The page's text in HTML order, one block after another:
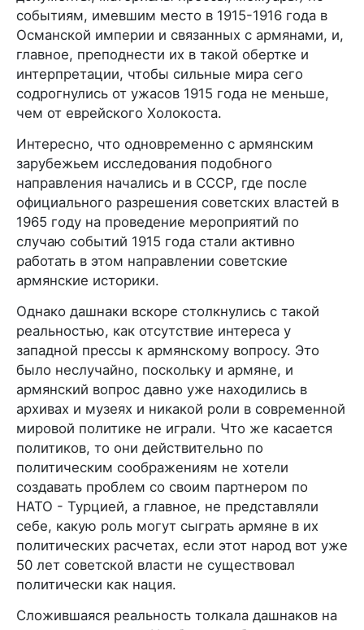
событиям, имевшим место в 1915-1916 года в
Османской империи и связанных с армянами, и,
главное, преподнести их в такой обертке и
интерпретации, чтобы сильные мира сего
содрогнулись от ужасов 1915 года не меньше,
чем от еврейского Холокоста.
Интересно, что одновременно с армянским
зарубежьем исследования подобного
направления начались и в СССР, где после
официального разрешения советских властей в
1965 году на проведение мероприятий по
случаю событий 1915 года стали активно
работать в этом направлении советские
армянские историки.
Однако дашнаки вскоре столкнулись с такой
реальностью, как отсутствие интереса у
западной прессы к армянскому вопросу. Это
было неслучайно, поскольку и армяне, и
армянский вопрос давно уже находились в
архивах и музеях и никакой роли в современной
мировой политике не играли. Что же касается
политиков, то они действительно по
политическим соображениям не хотели
создавать проблем со своим партнером по
НАТО - Турцией, а главное, не представляли
себе, какую роль могут сыграть армяне в их
политических расчетах, если этот народ вот уже
50 лет советской власти не существовал
политически как нация.
Сложившаяся реальность толкала дашнаков на